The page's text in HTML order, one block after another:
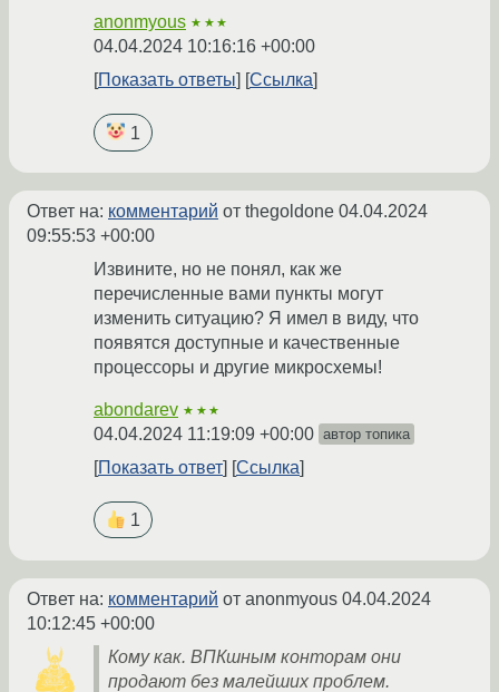
anonmyous ★★★
04.04.2024 10:16:16 +00:00
Показать ответы
Ссылка
1
Ответ на: комментарий от thegoldone 04.04.2024
09:55:53 +00:00
Извините, но не понял, как же
перечисленные вами пункты могут
изменить ситуацию? Я имел в виду, что
появятся доступные и качественные
процессоры и другие микросхемы!
abondarev ★★★
04.04.2024 11:19:09 +00:00 автор топика
Показать ответ Ссылка
1
Ответ на: комментарий от anonmyous 04.04.2024
10:12:45 +00:00
Кому как. ВПКшным конторам они
продают без малейших проблем.